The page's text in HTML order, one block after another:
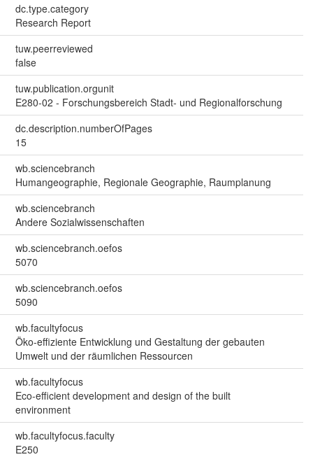
dc.type.category
Research Report
tuw.peerreviewed
false
tuw.publication.orgunit
E280-02 - Forschungsbereich Stadt- und Regionalforschung
dc.description.numberOfPages
15
wb.sciencebranch
Humangeographie, Regionale Geographie, Raumplanung
wb.sciencebranch
Andere Sozialwissenschaften
wb.sciencebranch.oefos
5070
wb.sciencebranch.oefos
5090
wb.facultyfocus
Öko-effiziente Entwicklung und Gestaltung der gebauten
Umwelt und der räumlichen Ressourcen
wb.facultyfocus
Eco-efficient development and design of the built
environment
wb.facultyfocus.faculty
E250